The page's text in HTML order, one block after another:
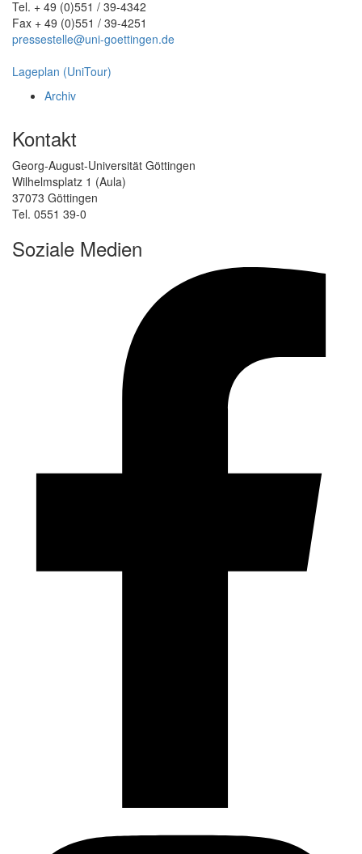
Tel. + 49 (0)551 / 39-4342
Fax + 49 (0)551 / 39-4251
pressestelle@uni-goettingen.de
Lageplan (UniTour)
Archiv
Kontakt
Georg-August-Universität Göttingen
Wilhelmsplatz 1 (Aula)
37073 Göttingen
Tel. 0551 39-0
Soziale Medien